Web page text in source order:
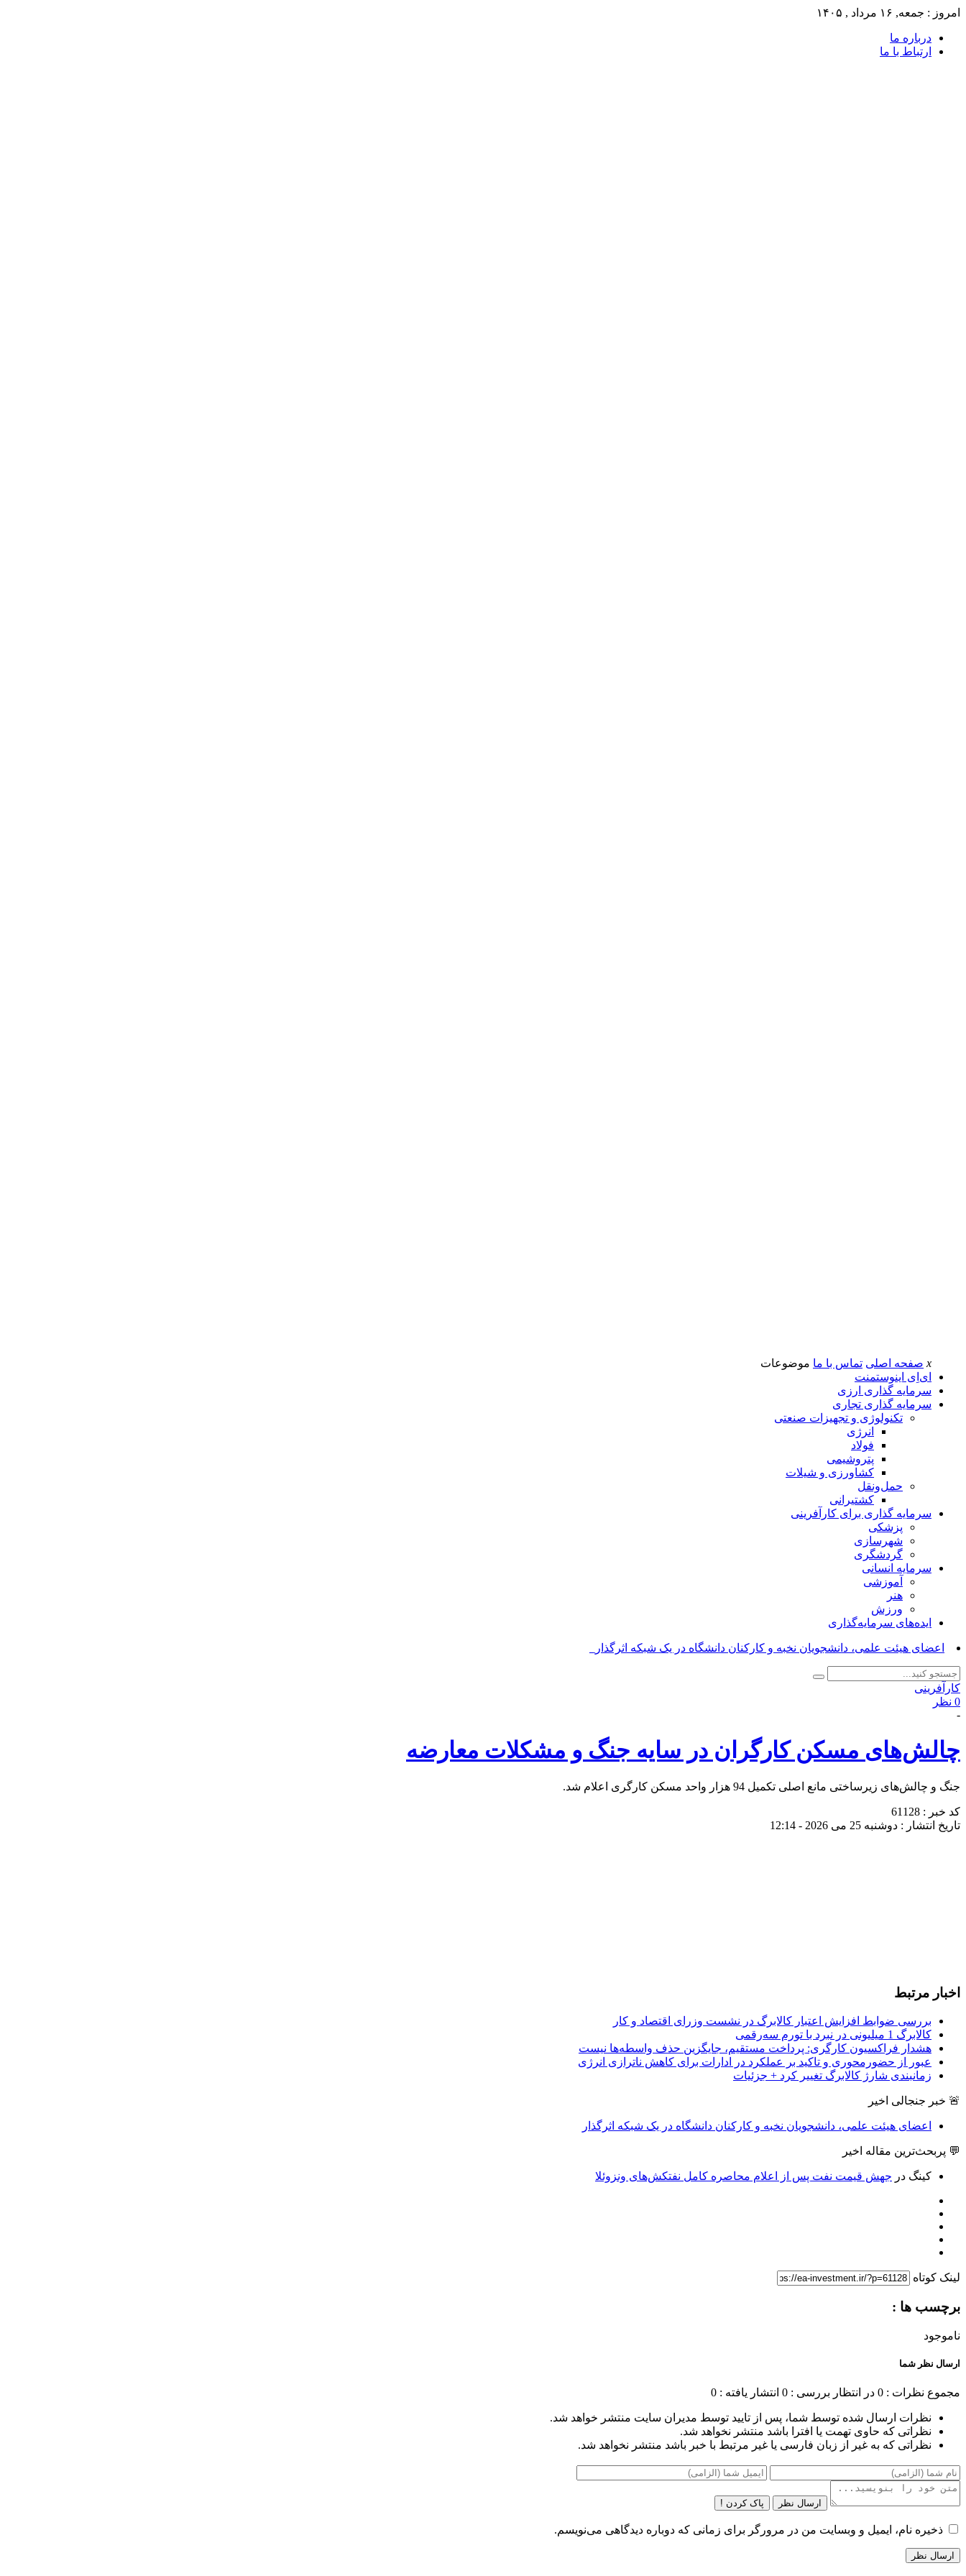
امروز : جمعه, ۱۶ مرداد , ۱۴۰۵
درباره ما
ارتباط با ما
x صفحه اصلی تماس با ما موضوعات
ای‌اِی اینوستمنت
سرمایه گذاری ارزی
سرمایه گذاری تجاری
تکنولوژی و تجهیزات صنعتی
انرژی
فولاد
پتروشیمی
کشاورزی و شیلات
حمل‌و‌نقل
کشتیرانی
سرمایه گذاری برای کارآفرینی
پزشکی
شهرسازی
گردشگری
سرمایه انسانی
آموزشی
هنر
ورزش
ایده‌های سرمایه‌گذاری
اعضای هیئت علمی، دانشجویان نخبه و کارکنان دانشگاه در یک شبکه‌ اثرگذار_
کارآفرینی
0 نظر
-
چالش‌های مسکن کارگران در سایه جنگ و مشکلات معارضه
جنگ و چالش‌های زیرساختی مانع اصلی تکمیل 94 هزار واحد مسکن کارگری اعلام شد.
کد خبر : 61128
تاریخ انتشار : دوشنبه 25 می 2026 - 12:14
اخبار مرتبط
بررسی ضوابط افزایش اعتبار کالابرگ در نشست وزرای اقتصاد و کار
کالابرگ 1 میلیونی در نبرد با تورم سه‌رقمی
هشدار فراکسیون کارگری: پرداخت مستقیم، جایگزین حذف واسطه‌ها نیست
عبور از حضورمحوری و تاکید بر عملکرد در ادارات برای کاهش ناترازی انرژی
زمانبندی شارژ کالابرگ تغییر کرد + جزئیات
🚨 خبر جنجالی اخیر
اعضای هیئت علمی، دانشجویان نخبه و کارکنان دانشگاه در یک شبکه‌ اثرگذار
💬 پربحث‌ترین مقاله اخیر
کینگ در جهش قیمت نفت پس از اعلام محاصره کامل نفتکش‌های ونزوئلا
لینک کوتاه
برچسب ها :
ناموجود
ارسال نظر شما
مجموع نظرات : 0 در انتظار بررسی : 0 انتشار یافته : 0
نظرات ارسال شده توسط شما، پس از تایید توسط مدیران سایت منتشر خواهد شد.
نظراتی که حاوی تهمت یا افترا باشد منتشر نخواهد شد.
نظراتی که به غیر از زبان فارسی یا غیر مرتبط با خبر باشد منتشر نخواهد شد.
ارسال نظر پاک کردن !
ذخیره نام، ایمیل و وبسایت من در مرورگر برای زمانی که دوباره دیدگاهی می‌نویسم.